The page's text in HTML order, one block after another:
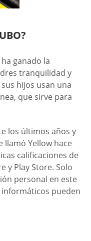
ganado la
tranquilidad y
hijos usan una
que sirve para
los últimos años y
llamó Yellow hace
calificaciones de
y Play Store. Solo
personal en este
pueden